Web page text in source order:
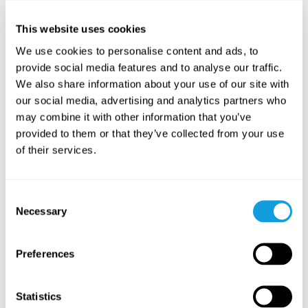
This website uses cookies
We use cookies to personalise content and ads, to
provide social media features and to analyse our traffic.
We also share information about your use of our site with
our social media, advertising and analytics partners who
may combine it with other information that you’ve
provided to them or that they’ve collected from your use
of their services.
Selection
Necessary
Preferences
Statistics
stimulera vagusnerven och bjuda in lugn och närvaro.
LAGRE I FAVORITTER
20min
PASSAR ALLA
Yinyoga – varva ner & sov gott